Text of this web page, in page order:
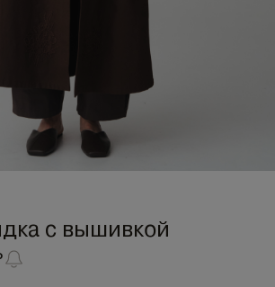
с вышивкой